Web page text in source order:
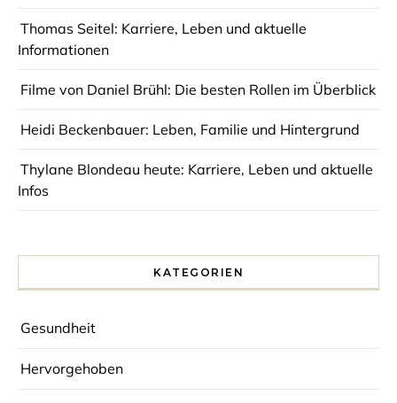
Thomas Seitel: Karriere, Leben und aktuelle
Informationen
Filme von Daniel Brühl: Die besten Rollen im Überblick
Heidi Beckenbauer: Leben, Familie und Hintergrund
Thylane Blondeau heute: Karriere, Leben und aktuelle
Infos
KATEGORIEN
Gesundheit
Hervorgehoben